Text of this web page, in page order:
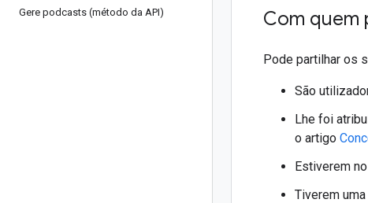
Gere podcasts (método da API)
Com quem
Pode partilhar os
São
Lhe foi
o artigo
Estiverem
Tiverem